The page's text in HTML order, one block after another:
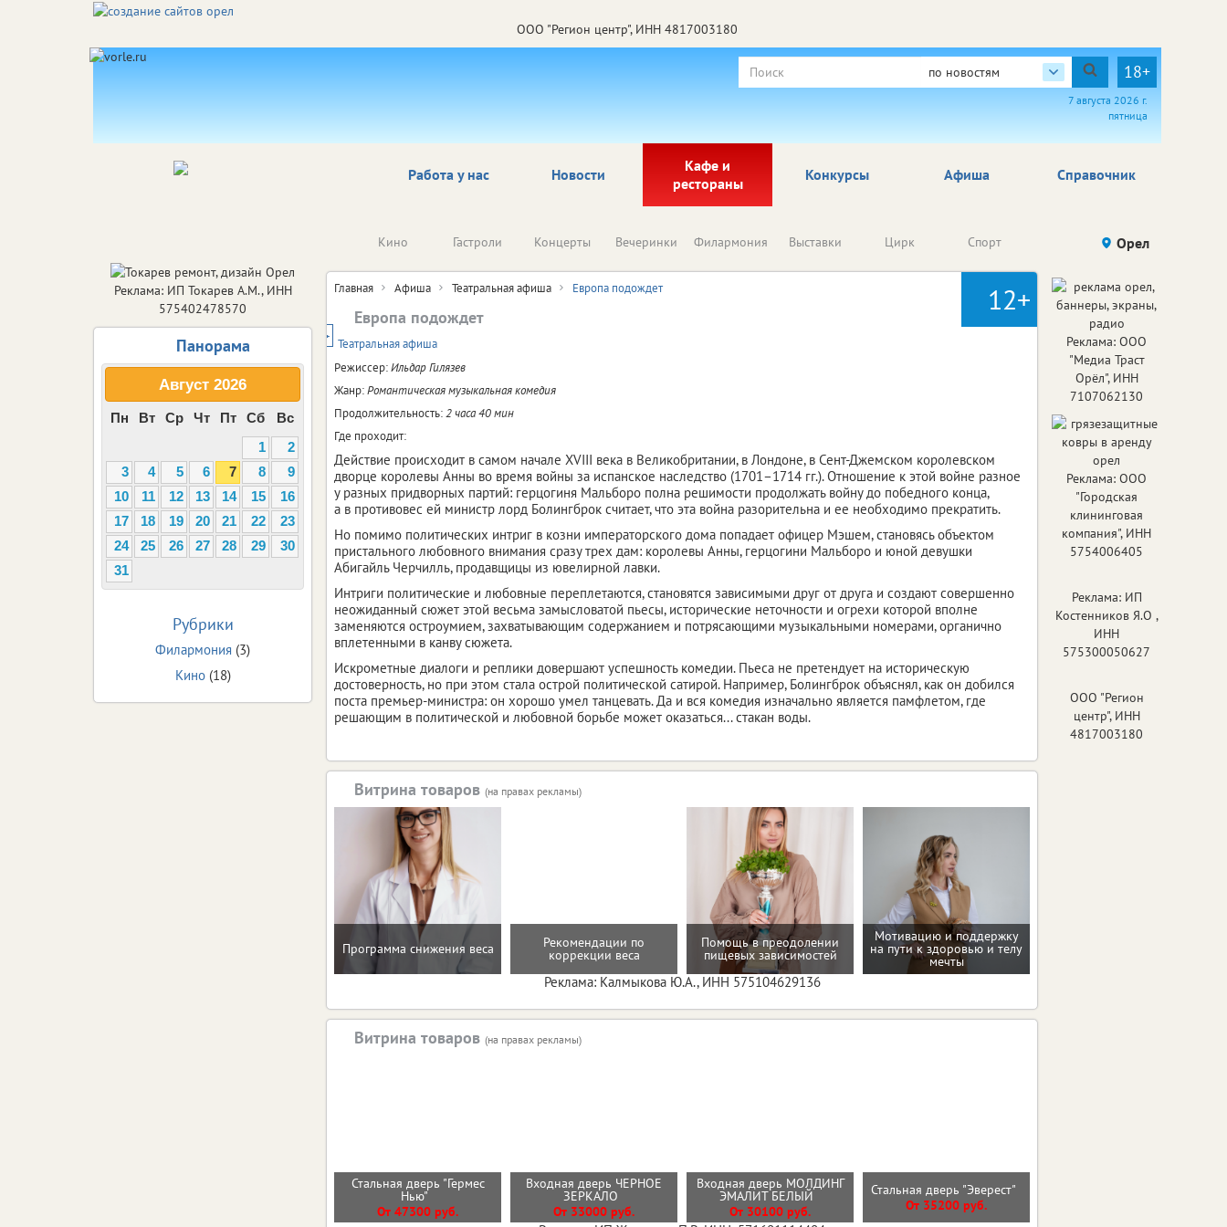
ООО "Регион центр", ИНН 4817003180
по новостям 18+
7 августа 2026 г.
пятница
Работа у нас Новости
Кафе и
рестораны
Афиша Справочник
Конкурсы
Кино Гастроли Концерты Вечеринки Филармония Выставки Цирк Спорт конкурсов
Орел
12+
Главная Афиша Театральная афиша Европа подождет
Европа подождет
12+
Театральная афиша
Режиссер:Ильдар Гилязев
Жанр:Романтическая музыкальная комедия
Продолжительность:2 часа 40 мин
Где проходит:
Действие происходит в самом начале XVIII века в Великобритании, в Лондоне, в Сент-Джемском королевском
дворце королевы Анны во время войны за испанское наследство (1701–1714 гг.). Отношение к этой войне разное
у разных придворных партий: герцогиня Мальборо полна решимости продолжать войну до победного конца,
а в противовес ей министр лорд Болингброк считает, что эта война разорительна и ее необходимо прекратить.
Но помимо политических интриг в козни императорского дома попадает офицер Мэшем, становясь объектом
пристального любовного внимания сразу трех дам: королевы Анны, герцогини Мальборо и юной девушки
Абигайль Черчилль, продавщицы из ювелирной лавки.
Интриги политические и любовные переплетаются, становятся зависимыми друг от друга и создают совершенно
неожиданный сюжет этой весьма замысловатой пьесы, исторические неточности и огрехи которой вполне
заменяются остроумием, захватывающим содержанием и потрясающими музыкальными номерами, органично
вплетенными в канву сюжета.
Искрометные диалоги и реплики довершают успешность комедии. Пьеса не претендует на историческую
достоверность, но при этом стала острой политической сатирой. Например, Болингброк объяснял, как он добился
поста премьер-министра: он хорошо умел танцевать. Да и вся комедия изначально является памфлетом, где
решающим в политической и любовной борьбе может оказаться... стакан воды.
Витрина товаров (на правах рекламы)
Программа снижения веса Рекомендации по
коррекции веса
Помощь в преодолении
пищевых зависимостей
Мотивацию и поддержку
на пути к здоровью и телу
мечты
Реклама: Калмыкова Ю.А., ИНН 575104629136
Витрина товаров (на правах рекламы)
Стальная дверь "Гермес
Нью"
От 47300 руб.
Входная дверь ЧЕРНОЕ
ЗЕРКАЛО
От 33000 руб.
Входная дверь МОЛДИНГ
ЭМАЛИТ БЕЛЫЙ
От 30100 руб.
Стальная дверь "Эверест"
От 35200 руб.
Реклама: ИП Токарев А.М., ИНН
575402478570
Панорама
Август 2026
Пн Вт Ср Чт Пт Сб
Вс
1
2
3
4 5 6 7 8
9
10
11 12 13 14 15
16
17
18 19 20 21 22
23
24
25 26 27 28 29
30
31
Рубрики
Филармония (3)
Кино(18)
Реклама: ООО
"Медиа Траст
Орёл", ИНН
7107062130
Реклама: ООО
"Городская
клининговая
компания", ИНН
5754006405
Реклама: ИП
Костенников Я.О ,
ИНН
575300050627
ООО "Регион
центр", ИНН
4817003180